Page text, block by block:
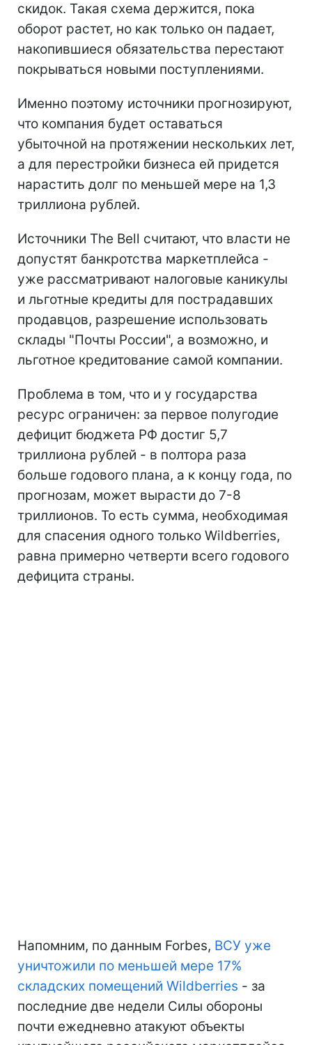
скидок. Такая схема держится, пока
оборот растет, но как только он падает,
накопившиеся обязательства перестают
покрываться новыми поступлениями.
Именно поэтому источники прогнозируют,
что компания будет оставаться
убыточной на протяжении нескольких лет,
а для перестройки бизнеса ей придется
нарастить долг по меньшей мере на 1,3
триллиона рублей.
Источники The Bell считают, что власти не
допустят банкротства маркетплейса -
уже рассматривают налоговые каникулы
и льготные кредиты для пострадавших
продавцов, разрешение использовать
склады "Почты России", а возможно, и
льготное кредитование самой компании.
Проблема в том, что и у государства
ресурс ограничен: за первое полугодие
дефицит бюджета РФ достиг 5,7
триллиона рублей - в полтора раза
больше годового плана, а к концу года, по
прогнозам, может вырасти до 7-8
триллионов. То есть сумма, необходимая
для спасения одного только Wildberries,
равна примерно четверти всего годового
дефицита страны.
Напомним, по данным Forbes, ВСУ уже
уничтожили по меньшей мере 17%
складских помещений Wildberries - за
последние две недели Силы обороны
почти ежедневно атакуют объекты